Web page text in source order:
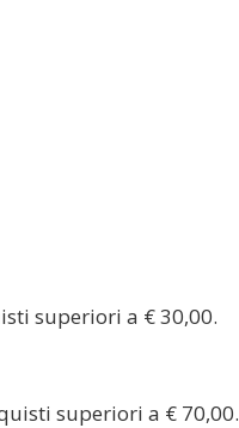
superiori a € 30,00.
superiori a € 70,00.